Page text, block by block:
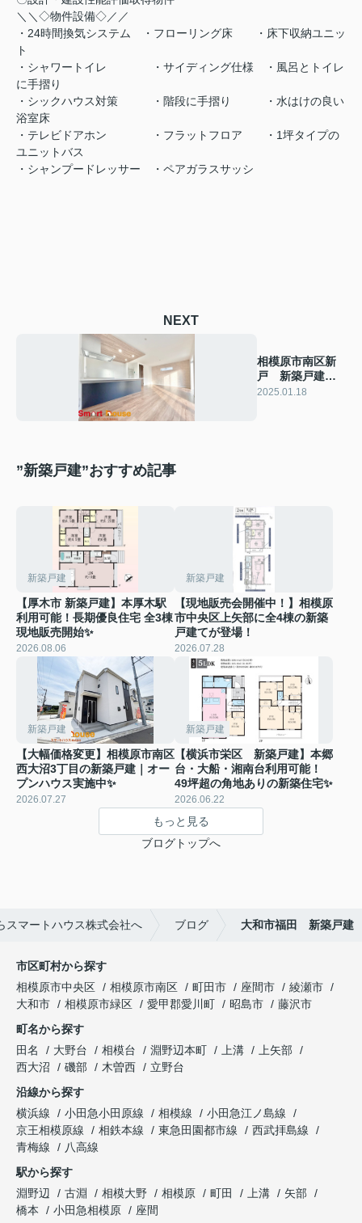
＼＼◇物件設備◇／／
・24時間換気システム ・フローリング床 ・床下収納ユニッ
ト
・シャワートイレ ・サイディング仕様 ・風呂とトイレ
に手摺り
・シックハウス対策 ・階段に手摺り ・水はけの良い
浴室床
・テレビドアホン ・フラットフロア ・1坪タイプの
ユニットバス
・シャンプードレッサー ・ペアガラスサッシ
NEXT
相模原市南区新
戸 新築戸建
最終2棟
2025.01.18
”新築戸建”おすすめ記事
新築戸建
【厚木市 新築戸建】本厚木駅
利用可能！長期優良住宅 全3棟
現地販売開始✨
2026.08.06
新築戸建
【現地販売会開催中！】相模原
市中央区上矢部に全4棟の新築
戸建てが登場！
2026.07.28
新築戸建
【大幅価格変更】相模原市南区
西大沼3丁目の新築戸建｜オー
プンハウス実施中✨
2026.07.27
新築戸建
【横浜市栄区 新築戸建】本郷
台・大船・湘南台利用可能！
49坪超の角地ありの新築住宅✨
2026.06.22
もっと見る
ブログトップへ
スマートハウス株式会社へ ブログ 大和市福田 新築戸建
市区町村から探す
相模原市中央区
相模原市南区 町田市 座間市
綾瀬市
大和市
相模原市緑区 愛甲郡愛川町 昭島市
藤沢市
町名から探す
田名
大野台 相模台 淵野辺本町 上溝
上矢部
西大沼
磯部 木曽西
立野台
沿線から探す
横浜線
小田急小田原線 相模線
小田急江ノ島線
京王相模原線
相鉄本線 東急田園都市線
西武拝島線
青梅線
八高線
駅から探す
淵野辺
古淵 相模大野 相模原 町田 上溝
矢部
橋本
小田急相模原 座間